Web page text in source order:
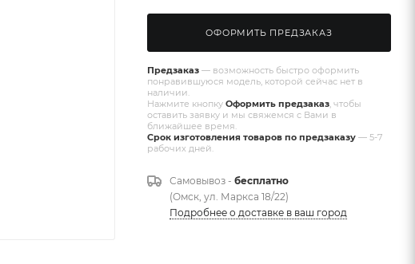
ОФОРМИТЬ ПРЕДЗАКАЗ
Предзаказ — возможность быстро оформить
понравившуюся модель, которой сейчас нет в
наличии.
Нажмите кнопку Оформить предзаказ , чтобы
оставить заявку и мы свяжемся с Вами в
ближайшее время.
Срок изготовления товаров по предзаказу — 5-7
рабочих дней.
Самовывоз - бесплатно
(Омск, ул. Маркса 18/22)
Подробнее о доставке в ваш город